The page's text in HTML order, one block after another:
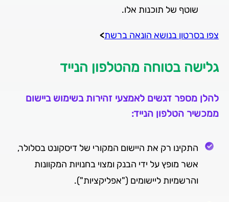
שוטף של תוכנות אלו.
צפו בסרטון בנושא הונאה ברשת>
גלישה בטוחה מהטלפון הנייד
להלן מספר דגשים לאמצעי זהירות בשימוש ביישום
ממכשיר הטלפון הנייד:
התקינו רק את היישום המקורי של דיסקונט בסלולר,
אשר מופץ על ידי הבנק ומצוי בחנויות המקוונות
והרשמיות ליישומים ("אפליקציות").